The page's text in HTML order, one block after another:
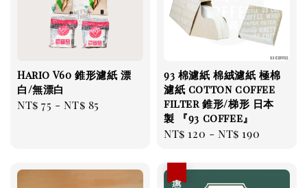
Hario V60 錐形濾紙 漂
白/無漂白
Regular
NT$ 75 -NT$ 85
93 棉濾紙 棉絨濾紙 極棉
濾紙 cotton coffee
filter 錐形/梯形 日本
製 『93 coffee』
Regular
NT$ 120 -NT$ 190